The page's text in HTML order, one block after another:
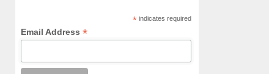
* indicates required
Email Address *